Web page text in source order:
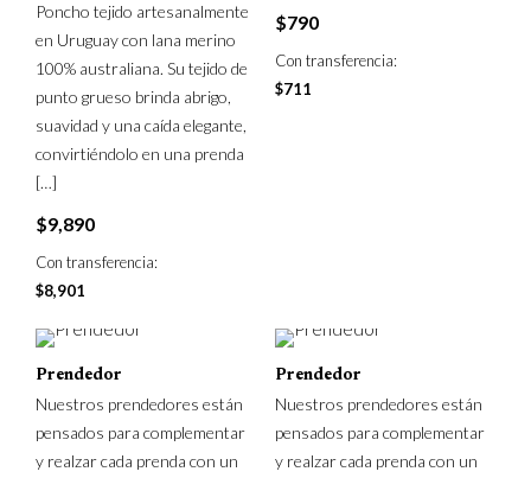
Poncho tejido artesanalmente
en Uruguay con lana merino
100% australiana. Su tejido de
punto grueso brinda abrigo,
suavidad y una caída elegante,
convirtiéndolo en una prenda
[…]
$9,890
Con transferencia:
$8,901
$790
Con transferencia:
$711
Prendedor
Nuestros prendedores están
pensados para complementar
y realzar cada prenda con un
Prendedor
Nuestros prendedores están
pensados para complementar
y realzar cada prenda con un